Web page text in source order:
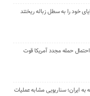
خود را به سطل زباله ریختند
احتمال حمله مجدد آمریکا قوت
به ایران؛ سناریویی مشابه عملیات